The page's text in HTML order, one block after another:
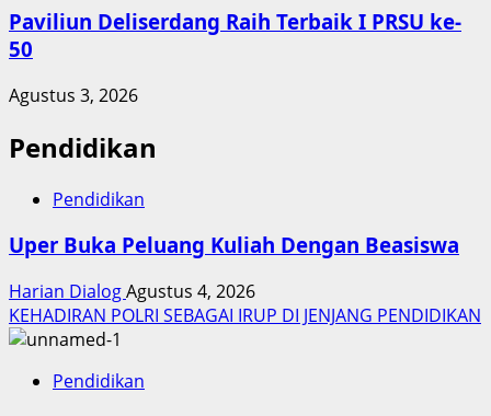
Paviliun Deliserdang Raih Terbaik I PRSU ke-
50
Agustus 3, 2026
Pendidikan
Pendidikan
Uper Buka Peluang Kuliah Dengan Beasiswa
Harian DialogAgustus 4, 2026
KEHADIRAN POLRI SEBAGAI IRUP DI JENJANG PENDIDIKAN
Pendidikan